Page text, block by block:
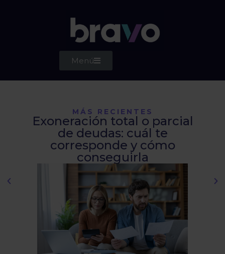
Menú
MÁS RECIENTES
Exoneración total o parcial
de deudas: cuál te
corresponde y cómo
conseguirla